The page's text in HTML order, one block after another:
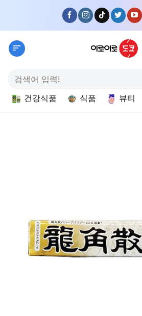
content
색:
건강식품 식품 뷰티